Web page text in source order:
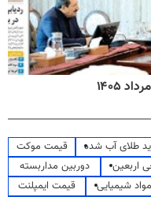
طلای آب شده
قیمت موکت
اربعین
دوربین مداربسته
شیمیایی
قیمت ایمپلنت